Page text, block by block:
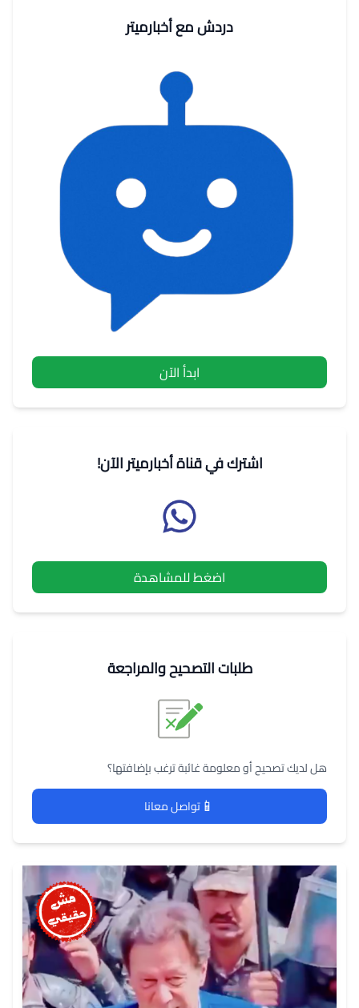
دردش مع أخبارميتر
ابدأ الآن
اشترك في قناة أخبارميتر الآن!
اضغط للمشاهدة
طلبات التصحيح والمراجعة
هل لديك تصحيح أو معلومة غائبة ترغب بإضافتها؟
📱تواصل معانا